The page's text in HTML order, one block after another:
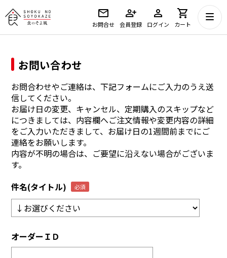
お問合せ 会員登録 ログイン カート
お問い合わせ
お問合わせやご連絡は、下記フォームにご入力のうえ送
信してください。
お届け日の変更、キャンセル、定期購入のスキップなど
につきましては、内容欄へご注文情報や変更内容の詳細
をご入力いただきまして、お届け日の1週間前までにご
連絡をお願いします。
内容が不明の場合は、ご要望に沿えない場合がございま
す。
件名(タイトル)
オーダーＩＤ